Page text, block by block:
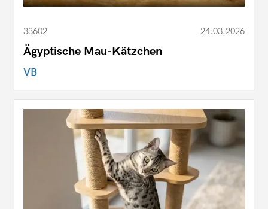
33602 24.03.2026
Ägyptische Mau-Kätzchen
VB